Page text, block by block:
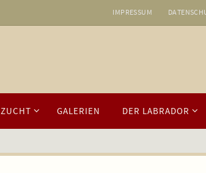
IMPRESSUM
ZUCHT GALERIEN DER LABRADOR